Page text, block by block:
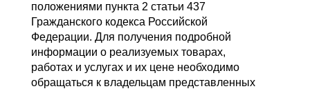
положениями пункта 2 статьи 437
Гражданского кодекса Российской
Федерации. Для получения подробной
информации о реализуемых товарах,
работах и услугах и их цене необходимо
обращаться к владельцам представленных